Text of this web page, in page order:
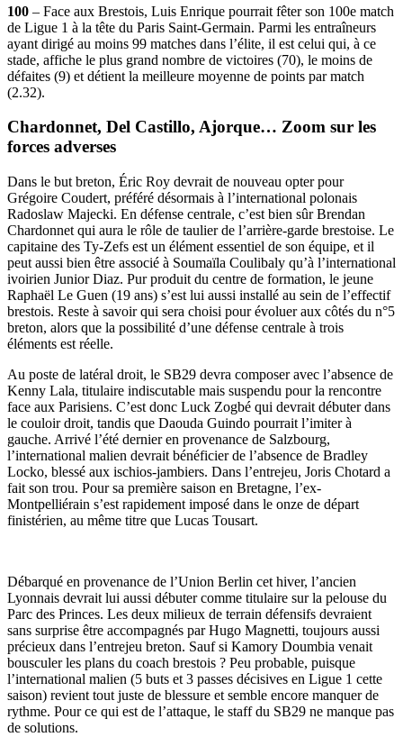
100 – Face aux Brestois, Luis Enrique pourrait fêter son 100e match
de Ligue 1 à la tête du Paris Saint-Germain. Parmi les entraîneurs
ayant dirigé au moins 99 matches dans l’élite, il est celui qui, à ce
stade, affiche le plus grand nombre de victoires (70), le moins de
défaites (9) et détient la meilleure moyenne de points par match
(2.32).
Chardonnet, Del Castillo, Ajorque… Zoom sur les
forces adverses
Dans le but breton, Éric Roy devrait de nouveau opter pour
Grégoire Coudert, préféré désormais à l’international polonais
Radoslaw Majecki. En défense centrale, c’est bien sûr Brendan
Chardonnet qui aura le rôle de taulier de l’arrière-garde brestoise. Le
capitaine des Ty-Zefs est un élément essentiel de son équipe, et il
peut aussi bien être associé à Soumaïla Coulibaly qu’à l’international
ivoirien Junior Diaz. Pur produit du centre de formation, le jeune
Raphaël Le Guen (19 ans) s’est lui aussi installé au sein de l’effectif
brestois. Reste à savoir qui sera choisi pour évoluer aux côtés du n°5
breton, alors que la possibilité d’une défense centrale à trois
éléments est réelle.
Au poste de latéral droit, le SB29 devra composer avec l’absence de
Kenny Lala, titulaire indiscutable mais suspendu pour la rencontre
face aux Parisiens. C’est donc Luck Zogbé qui devrait débuter dans
le couloir droit, tandis que Daouda Guindo pourrait l’imiter à
gauche. Arrivé l’été dernier en provenance de Salzbourg,
l’international malien devrait bénéficier de l’absence de Bradley
Locko, blessé aux ischios-jambiers. Dans l’entrejeu, Joris Chotard a
fait son trou. Pour sa première saison en Bretagne, l’ex-
Montpelliérain s’est rapidement imposé dans le onze de départ
finistérien, au même titre que Lucas Tousart.
Débarqué en provenance de l’Union Berlin cet hiver, l’ancien
Lyonnais devrait lui aussi débuter comme titulaire sur la pelouse du
Parc des Princes. Les deux milieux de terrain défensifs devraient
sans surprise être accompagnés par Hugo Magnetti, toujours aussi
précieux dans l’entrejeu breton. Sauf si Kamory Doumbia venait
bousculer les plans du coach brestois ? Peu probable, puisque
l’international malien (5 buts et 3 passes décisives en Ligue 1 cette
saison) revient tout juste de blessure et semble encore manquer de
rythme. Pour ce qui est de l’attaque, le staff du SB29 ne manque pas
de solutions.